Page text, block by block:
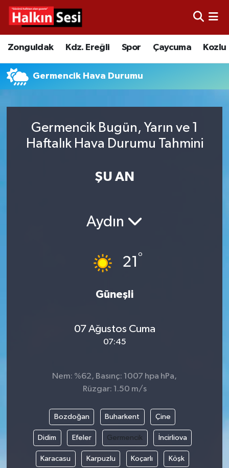
Zonguldak Kdz. Ereğli Spor Çaycuma Kozlu
Germencik Hava Durumu
Germencik Bugün, Yarın ve 1
Haftalık Hava Durumu Tahmini
ŞU AN
Aydın
21°
Güneşli
07 Ağustos Cuma
07:45
Nem: %62, Basınç: 1007 hpa hPa,
Rüzgar: 1.50 m/s
Bozdoğan Buharkent Çine
Didim Efeler Germencik İncirliova
Karacasu Karpuzlu Koçarlı Köşk
Video
Yazarlar
Çaycuma
KDZ. Ereğli
Alaplı
BİLİM VE TEKNOLOJİ
Düzce
Ekonomi
Genel
Merkez Hava Durumu
Merkez Trafik Yoğunluk Haritası
Tüm Manşetler